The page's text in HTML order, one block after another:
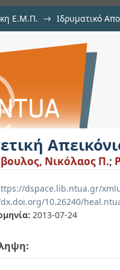
Ε.Μ.Π. → Ιδρυματικό
και η Νόσος
Νικόλαος Π.;
dspace.lib.ntua.gr/
10.26240/
2013-07-24